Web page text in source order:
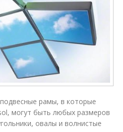
рамы, в которые
могут быть любых размеров
овалы и волнистые